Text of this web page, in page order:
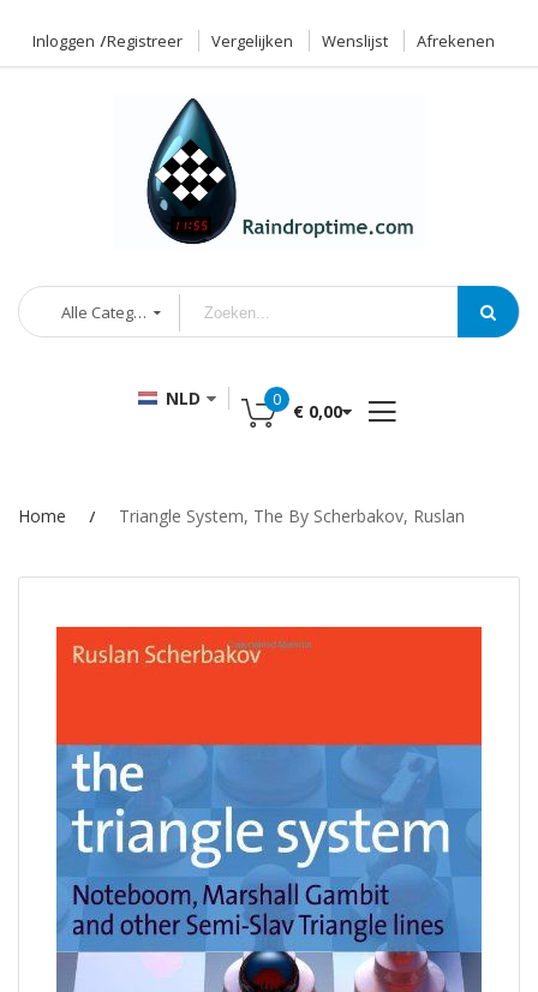
Inloggen Registreer Vergelijken Wenslijst Afrekenen
Alle Categorieën
NLD 0
€ 0,00
Home Triangle System, The By Scherbakov, Ruslan